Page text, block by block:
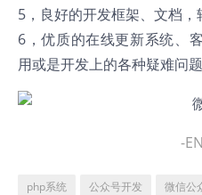
5，良好的开发框架、文档，
6，优质的在线更新系统、
用或是开发上的各种疑难问题
-
php系统 公众号开发 微信公